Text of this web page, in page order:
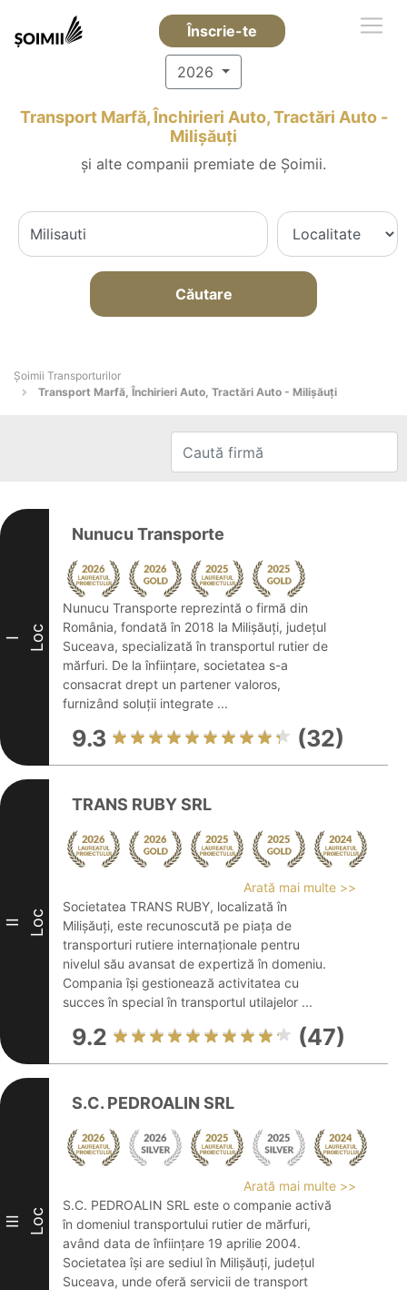
Înscrie-te
2026
Transport Marfă, Închirieri Auto, Tractări Auto -
Milişăuţi
și alte companii premiate de Șoimii.
Căutare
Șoimii Transporturilor
Transport Marfă, Închirieri Auto, Tractări Auto - Milişăuţi
I Loc
Nunucu Transporte
Nunucu Transporte reprezintă o firmă din
România, fondată în 2018 la Milișăuți, județul
Suceava, specializată în transportul rutier de
mărfuri. De la înființare, societatea s-a
consacrat drept un partener valoros,
furnizând soluții integrate ...
9.3 (32)
II Loc
TRANS RUBY SRL
Arată mai multe >>
Societatea TRANS RUBY, localizată în
Milișăuți, este recunoscută pe piața de
transporturi rutiere internaționale pentru
nivelul său avansat de expertiză în domeniu.
Compania își gestionează activitatea cu
succes în special în transportul utilajelor ...
9.2 (47)
III Loc
S.C. PEDROALIN SRL
Arată mai multe >>
S.C. PEDROALIN SRL este o companie activă
în domeniul transportului rutier de mărfuri,
având data de înființare 19 aprilie 2004.
Societatea își are sediul în Milișăuți, județul
Suceava, unde oferă servicii de transport